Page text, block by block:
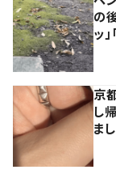
の
ッ
京
し
ま